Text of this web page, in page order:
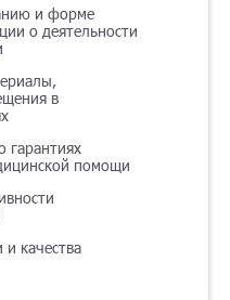
и форме
о деятельности
в
гарантиях
помощи
качества